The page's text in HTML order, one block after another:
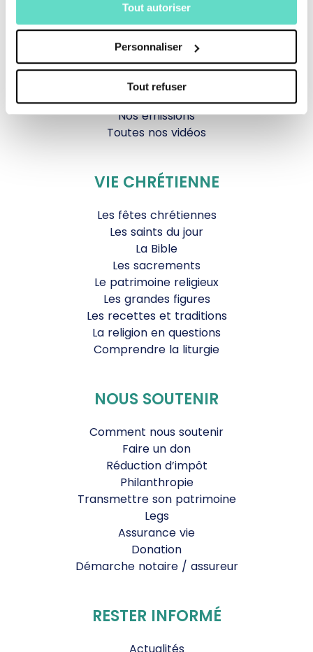
Tout autoriser
Personnaliser
Tout refuser
Documentaires
Parole Inattendue
Tous Frères
Générations Laudato Si’
Agenda Culturel
JDS.tv
Nos émissions
Toutes nos vidéos
VIE CHRÉTIENNE
Les fêtes chrétiennes
Les saints du jour
La Bible
Les sacrements
Le patrimoine religieux
Les grandes figures
Les recettes et traditions
La religion en questions
Comprendre la liturgie
NOUS SOUTENIR
Comment nous soutenir
Faire un don
Réduction d’impôt
Philanthropie
Transmettre son patrimoine
Legs
Assurance vie
Donation
Démarche notaire / assureur
RESTER INFORMÉ